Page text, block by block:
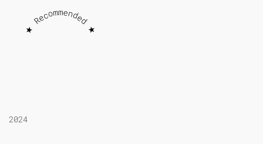
★ Recommended ★
2024